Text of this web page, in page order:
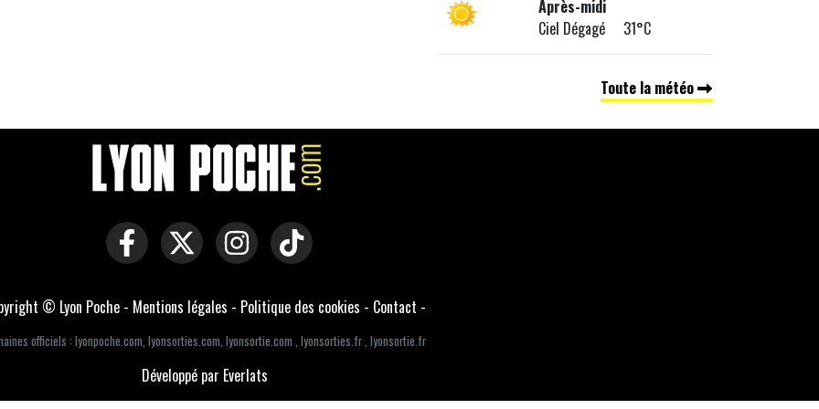
Après-midi
Ciel Dégagé 31°C
Toute la météo
© Lyon Poche - Mentions légales - Politique des cookies - Contact -
officiels : lyonpoche.com, lyonsorties.com, lyonsortie.com , lyonsorties.fr, lyonsortie.fr
Développé par Everlats